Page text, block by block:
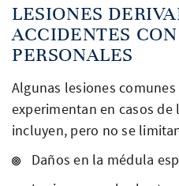
LESIONES
ACCIDENTES
PERSONALES
Algunas lesiones
experimentan en casos de
incluyen, pero no se
Daños en la médula